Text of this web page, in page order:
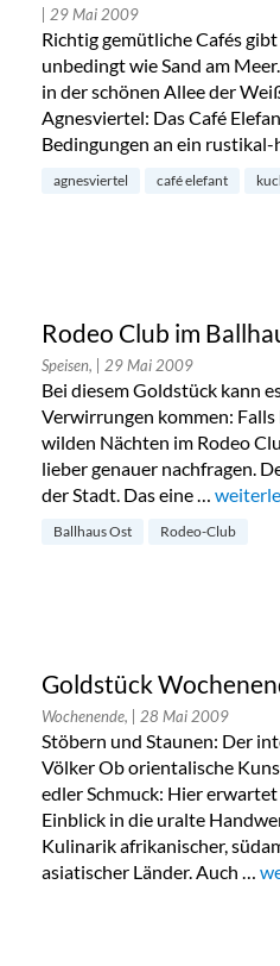
| 29 Mai 2009
Richtig gemütliche Cafés
unbedingt wie Sand am
in der schönen Allee der
Agnesviertel: Das Café
Bedingungen an ein
agnesviertel café elefant
Rodeo Club im
Speisen, | 29 Mai 2009
Bei diesem Goldstück kann
Verwirrungen kommen:
wilden Nächten im Rodeo
lieber genauer nachfragen.
der Stadt. Das eine … „Rodeo
Ballhaus Ost Rodeo-Club
Goldstück
Wochenende, | 28 Mai 2009
Stöbern und Staunen: Der
Völker Ob orientalische
edler Schmuck: Hier
Einblick in die uralte
Kulinarik afrikanischer,
asiatischer Länder. Auch …